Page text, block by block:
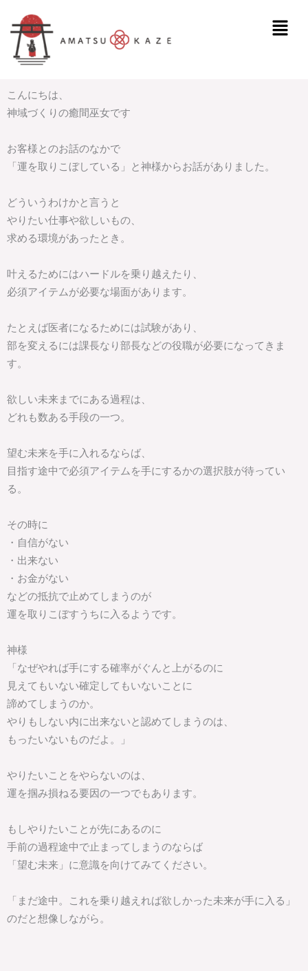
ッ
プ
メ
ニ
こんにちは、
神域づくりの癒間巫女です
お客様とのお話のなかで
「運を取りこぼしている」と神様からお話がありました。
どういうわけかと言うと
やりたい仕事や欲しいもの、
求める環境があったとき。
叶えるためにはハードルを乗り越えたり、
必須アイテムが必要な場面があります。
たとえば医者になるためには試験があり、
部を変えるには課長なり部長などの役職が必要になってきま
す。
欲しい未来までにある過程は、
どれも数ある手段の一つ。
望む未来を手に入れるならば、
目指す途中で必須アイテムを手にするかの選択肢が待ってい
る。
その時に
・自信がない
・出来ない
・お金がない
などの抵抗で止めてしまうのが
運を取りこぼすうちに入るようです。
神様
「なぜやれば手にする確率がぐんと上がるのに
見えてもいない確定してもいないことに
諦めてしまうのか。
やりもしない内に出来ないと認めてしまうのは、
もったいないものだよ。」
やりたいことをやらないのは、
運を掴み損ねる要因の一つでもあります。
もしやりたいことが先にあるのに
手前の過程途中で止まってしまうのならば
「望む未来」に意識を向けてみてください。
「まだ途中。これを乗り越えれば欲しかった未来が手に入る」
のだと想像しながら。